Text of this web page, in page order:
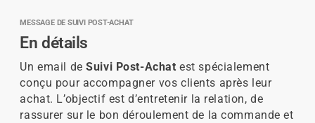
MESSAGE DE SUIVI POST-ACHAT
En détails
Un email deSuivi Post-Achat est spécialement
conçu pour accompagner vos clients après leur
achat. L’objectif est d’entretenir la relation, de
rassurer sur le bon déroulement de la commande et